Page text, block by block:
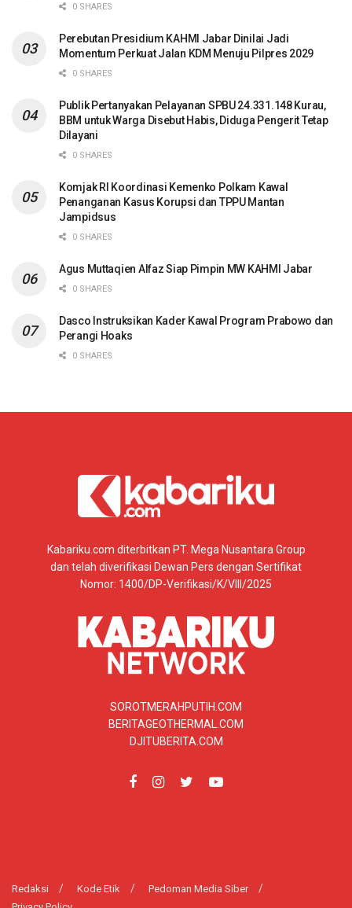
0 SHARES
Perebutan Presidium KAHMI Jabar Dinilai Jadi
Momentum Perkuat Jalan KDM Menuju Pilpres 2029
0 SHARES
Publik Pertanyakan Pelayanan SPBU 24.331.148 Kurau,
BBM untuk Warga Disebut Habis, Diduga Pengerit Tetap
Dilayani
0 SHARES
Komjak RI Koordinasi Kemenko Polkam Kawal
Penanganan Kasus Korupsi dan TPPU Mantan
Jampidsus
0 SHARES
Agus Muttaqien Alfaz Siap Pimpin MW KAHMI Jabar
0 SHARES
Dasco Instruksikan Kader Kawal Program Prabowo dan
Perangi Hoaks
0 SHARES
Kabariku.com diterbitkan PT. Mega Nusantara Group
dan telah diverifikasi Dewan Pers dengan Sertifikat
Nomor: 1400/DP-Verifikasi/K/VIII/2025
SOROTMERAHPUTIH.COM
BERITAGEOTHERMAL.COM
DJITUBERITA.COM
Redaksi Kode Etik
Pedoman Media Siber